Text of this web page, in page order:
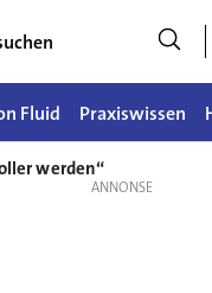
Fluid Praxiswissen
werden“